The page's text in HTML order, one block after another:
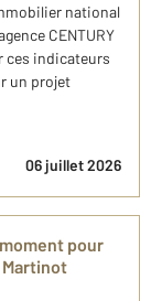
national
CENTURY
ces indicateurs
un projet
06 juillet 2026
pour
Martinot